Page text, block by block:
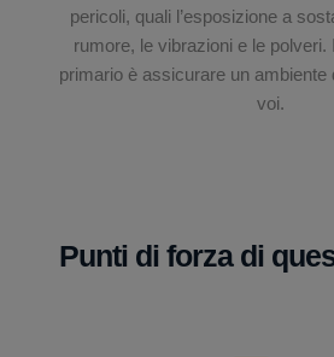
pericoli, quali l’esposizione a
rumore, le vibrazioni e le polveri.
primario è assicurare un ambiente
voi.
Punti di forza di